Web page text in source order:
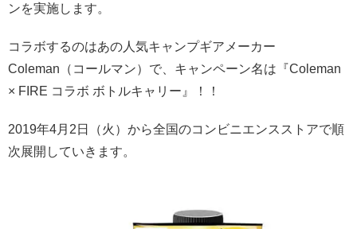
ンを実施します。
コラボするのはあの人気キャンプギアメーカー
Coleman（コールマン）で、キャンペーン名は『Coleman
× FIRE コラボ ボトルキャリー』！！
2019年4月2日（火）から全国のコンビニエンスストアで順
次展開していきます。